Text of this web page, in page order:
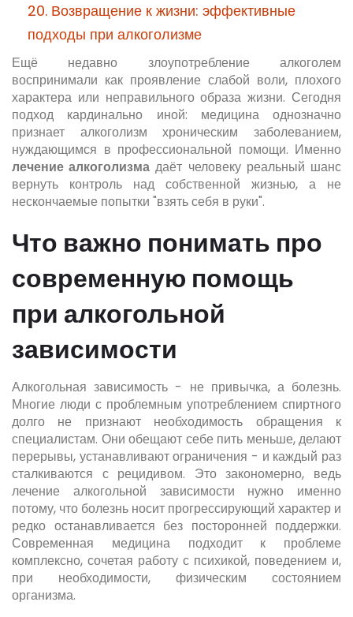
20. Возвращение к жизни: эффективные
подходы при алкоголизме
Ещё недавно злоупотребление алкоголем
воспринимали как проявление слабой воли, плохого
характера или неправильного образа жизни. Сегодня
подход кардинально иной: медицина однозначно
признает алкоголизм хроническим заболеванием,
нуждающимся в профессиональной помощи. Именно
лечение алкоголизма даёт человеку реальный шанс
вернуть контроль над собственной жизнью, а не
нескончаемые попытки "взять себя в руки".
Что важно понимать про
современную помощь
при алкогольной
зависимости
Алкогольная зависимость - не привычка, а болезнь.
Многие люди с проблемным употреблением спиртного
долго не признают необходимость обращения к
специалистам. Они обещают себе пить меньше, делают
перерывы, устанавливают ограничения - и каждый раз
сталкиваются с рецидивом. Это закономерно, ведь
лечение алкогольной зависимости нужно именно
потому, что болезнь носит прогрессирующий характер и
редко останавливается без посторонней поддержки.
Современная медицина подходит к проблеме
комплексно, сочетая работу с психикой, поведением и,
при необходимости, физическим состоянием
организма.